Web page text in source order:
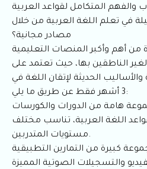
تعلم اللغة العربية من خلال
مصادر مجانية؟
أهم وأكبر المنصات التعليمية
لغير الناطقين بها، حيث تعتمد على
الحديثة لإتقان اللغة في
3 أشهر فقط عن طريق ما يلي:
هامة من الدورات والكورسات
اللغة العربية، تناسب مختلف
مستويات المتدربين.
كبيرة من التمارين التطبيقية
والتسجيلات الصوتية المميزة